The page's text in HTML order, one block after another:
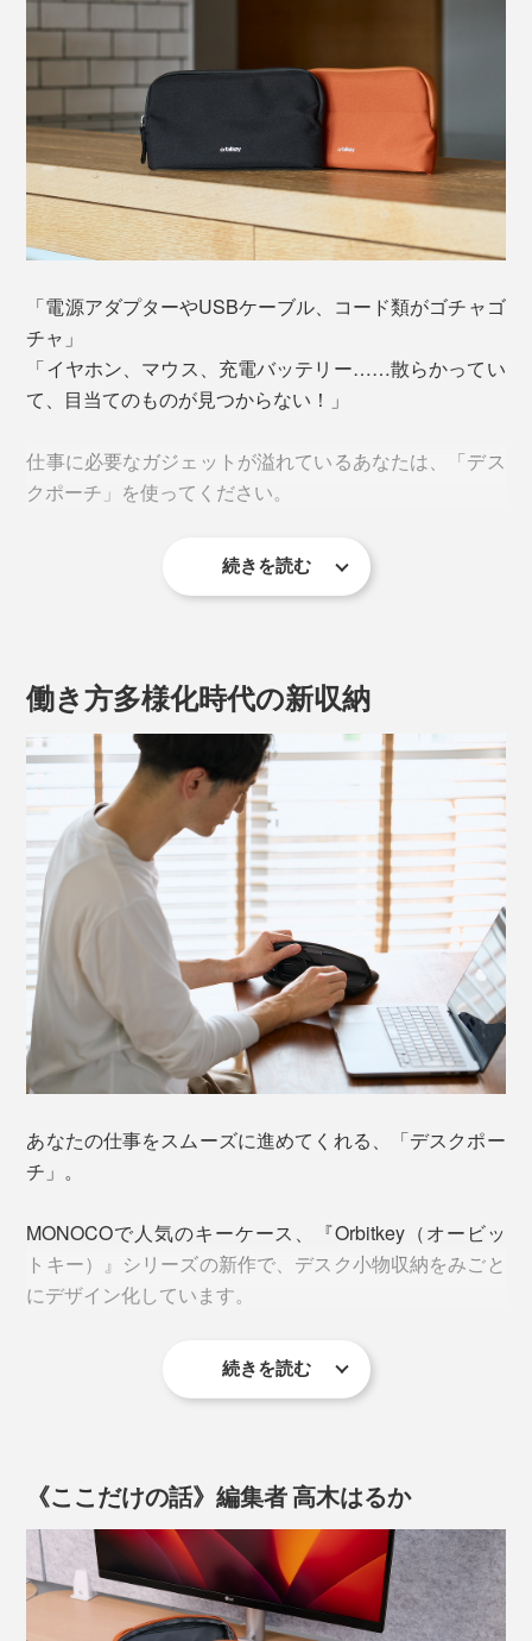
「電源アダプターやUSBケーブル、コード類がゴチャゴ
チャ」
「イヤホン、マウス、充電バッテリー……散らかってい
て、目当てのものが見つからない！」
仕事に必要なガジェットが溢れているあなたは、「デス
クポーチ」を使ってください。
電源アダプターにUSBケーブル、イヤホン、マウス、充
電バッテリー、タッチペン……あらゆるガジェットを、
それぞれ“指定席”のポケットに、ピッタリ収めてくれる
から、目当てのものが、すぐ見つかります。
じつは、“太っ腹長男”の「2-in-1テックポーチ」とセット
になっているのも、この「デスクポーチ」です。
続きを読む
働き方多様化時代の新収納
あなたの仕事をスムーズに進めてくれる、「デスクポー
チ」。
MONOCOで人気のキーケース、『Orbitkey（オービッ
トキー）』シリーズの新作で、デスク小物収納をみごと
にデザイン化しています。
続きを読む
《ここだけの話》編集者 高木はるか